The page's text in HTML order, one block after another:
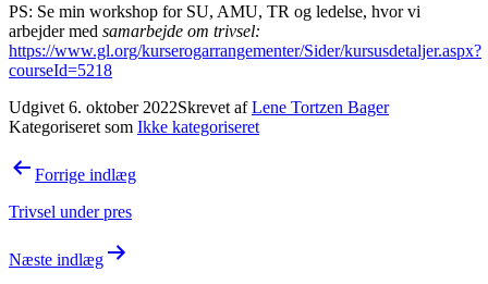
PS: Se min workshop for SU, AMU, TR og ledelse, hvor vi
arbejder med samarbejde om trivsel:
https://www.gl.org/kurserogarrangementer/Sider/kursusdetaljer.aspx?
courseId=5218
Udgivet 6. oktober 2022Skrevet afLene Tortzen Bager
Kategoriseret som Ikke kategoriseret
Indlægsnavigation
Forrige indlæg
Trivsel under pres
Næste indlæg